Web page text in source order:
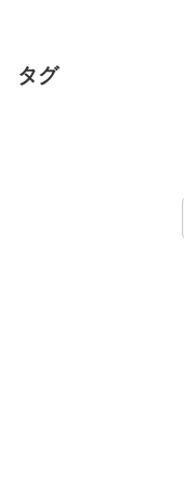
タグ